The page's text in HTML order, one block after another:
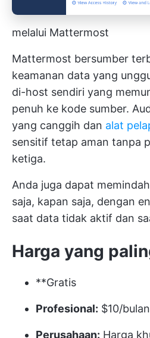
melalui Mattermost
Mattermost bersumber
keamanan data yang
di-host sendiri yang
penuh ke kode sumber.
yang canggih dan alat
sensitif tetap aman tanpa
ketiga.
Anda juga dapat
saja, kapan saja, dengan
saat data tidak aktif dan
Harga yang
**Gratis
Profesional: $10/
Perusahaan: Harga